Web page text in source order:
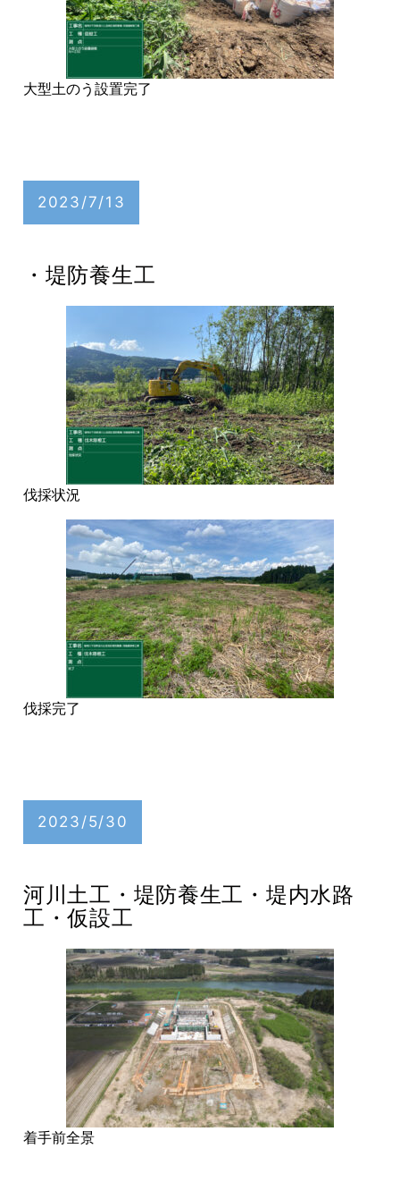
大型土のう設置完了
2023/7/13
・堤防養生工
伐採状況
伐採完了
2023/5/30
河川土工・堤防養生工・堤内水路
工・仮設工
着手前全景